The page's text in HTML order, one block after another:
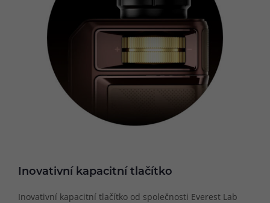
Inovativní kapacitní tlačítko
Inovativní kapacitní tlačítko od společnosti Everest Lab